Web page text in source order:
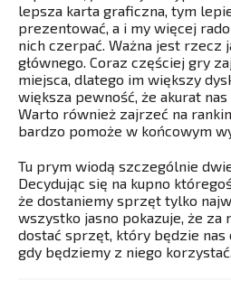
lepsza karta graficzna, tym
prezentować, a i my więcej
nich czerpać. Ważna jest rzecz
głównego. Coraz częściej gry
miejsca, dlatego im większy
większa pewność, że akurat
Warto również zajrzeć na
bardzo pomoże w końcowym
Tu prym wiodą szczególnie
Decydując się na kupno
że dostaniemy sprzęt tylko
wszystko jasno pokazuje, że za
dostać sprzęt, który będzie nas
gdy będziemy z niego korzystać.